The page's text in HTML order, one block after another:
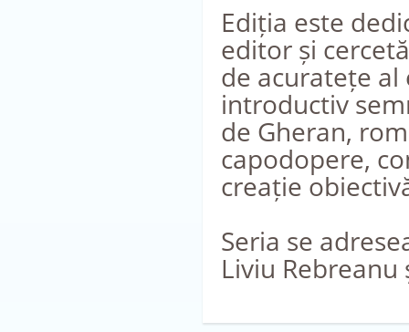
Ediția este
editor și
de acuratețe
introductiv
de Gheran,
capodopere,
creație
Seria se
Liviu